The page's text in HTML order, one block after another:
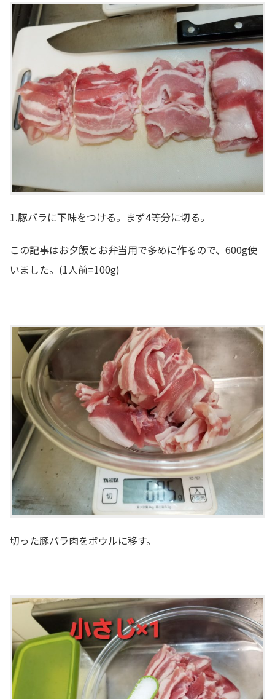
1.豚バラに下味をつける。まず4等分に切る。
この記事はお夕飯とお弁当用で多めに作るので、600g使
いました。(1人前=100g)
切った豚バラ肉をボウルに移す。